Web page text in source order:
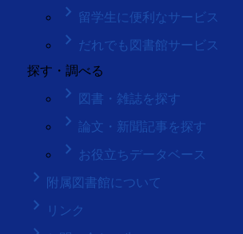
keyboard_arrow_right 留学生に便利なサービス
keyboard_arrow_right だれでも図書館サービス
探す・調べる
keyboard_arrow_right 図書・雑誌を探す
keyboard_arrow_right 論文・新聞記事を探す
keyboard_arrow_right お役立ちデータベース
keyboard_arrow_right 附属図書館について
keyboard_arrow_right リンク